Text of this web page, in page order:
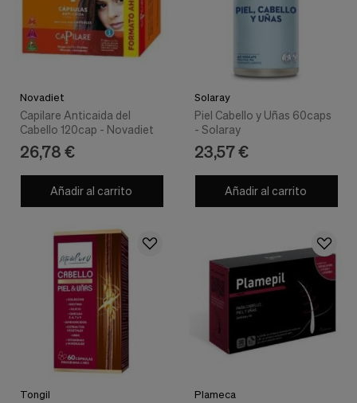
Novadiet
Capilare Anticaida del
Cabello 120cap - Novadiet
26,78 €
Añadir al carrito
Solaray
Piel Cabello y Uñas 60caps
- Solaray
23,57 €
Añadir al carrito
Tongil Plameca